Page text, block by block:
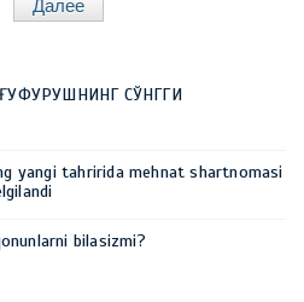
Далее
СЎНГГИ
yangi tahririda mehnat shartnomasi
bilasizmi?